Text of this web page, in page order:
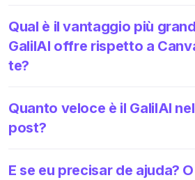
Qual è il vantaggio più
GalilAI offre rispetto a
te?
Quanto veloce è il GalilAI
post?
E se eu precisar de ajuda?